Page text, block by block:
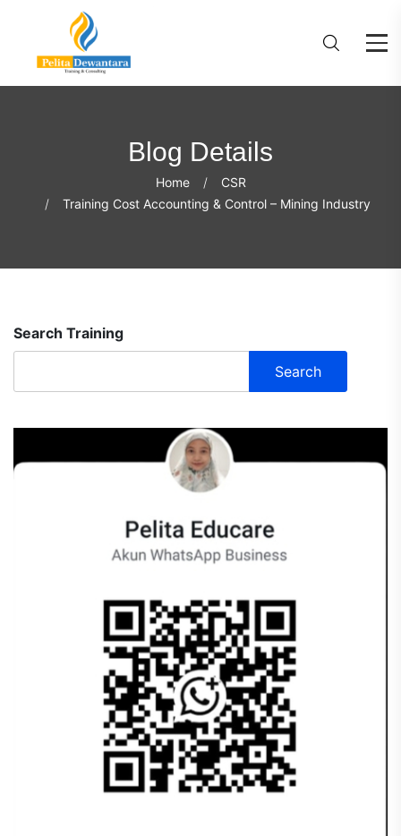
Blog Details
Home
CSR
Training Cost Accounting & Control – Mining Industry
Search Training
Search